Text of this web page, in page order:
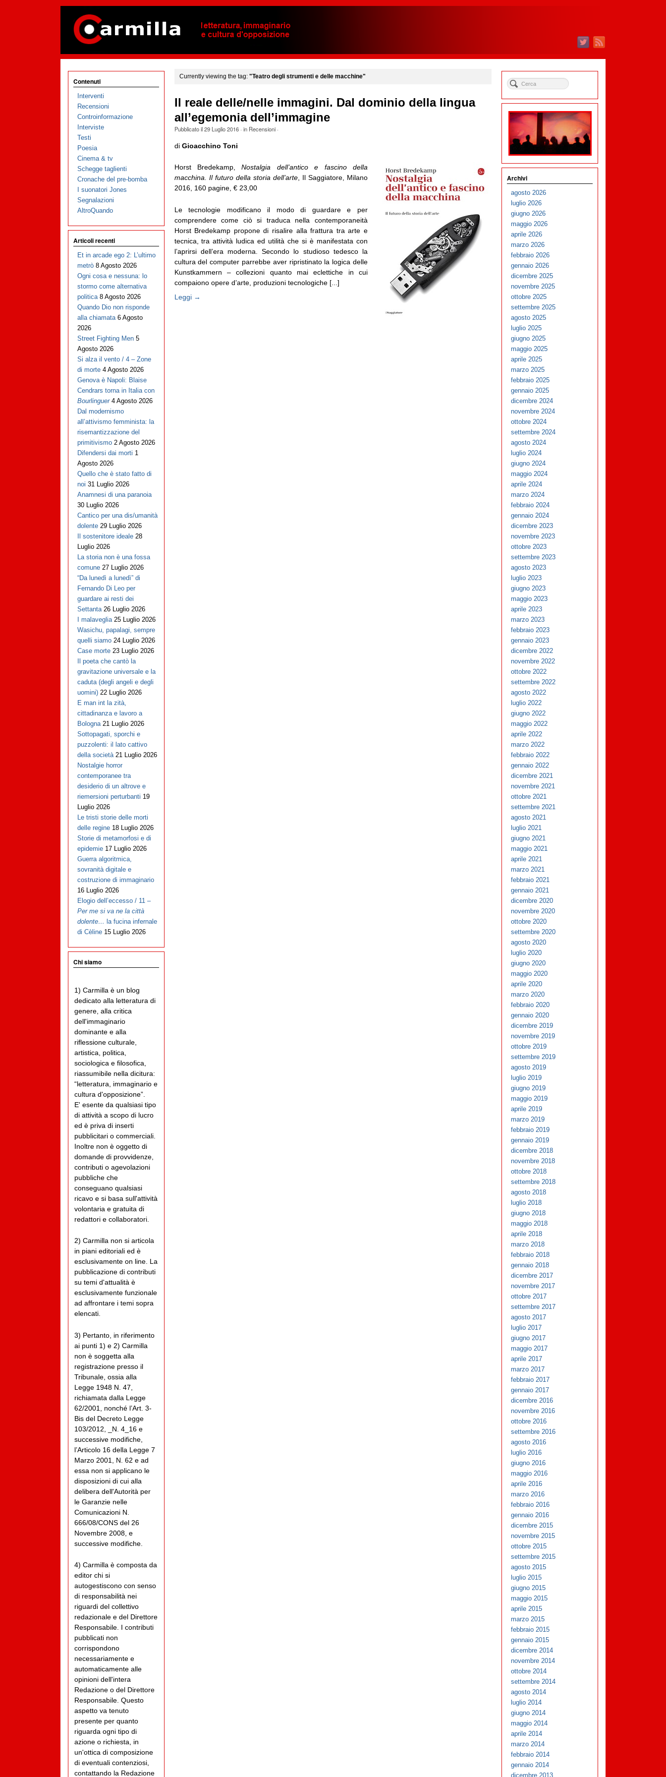
Currently viewing the tag: "Teatro degli strumenti e delle macchine"
Il reale delle/nelle immagini. Dal dominio della lingua
all’egemonia dell’immagine
Pubblicato il29 Luglio 2016· in Recensioni·
di Gioacchino Toni
Horst Bredekamp,Nostalgia dell’antico e fascino della
macchina. Il futuro della storia dell’arte, Il Saggiatore, Milano
2016, 160 pagine, € 23,00
Le tecnologie modificano il modo di guardare e per
comprendere come ciò si traduca nella contemporaneità
Horst Bredekamp propone di risalire alla frattura tra arte e
tecnica, tra attività ludica ed utilità che si è manifestata con
l’aprirsi dell’era moderna. Secondo lo studioso tedesco la
cultura del computer parrebbe aver ripristinato la logica delle
Kunstkammern – collezioni quanto mai eclettiche in cui
compaiono opere d’arte, produzioni tecnologiche [...]
Leggi →
Contenuti
Interventi
Recensioni
Controinformazione
Interviste
Testi
Poesia
Cinema & tv
Schegge taglienti
Cronache del pre-bomba
I suonatori Jones
Segnalazioni
AltroQuando
Articoli recenti
Et in arcade ego 2: L’ultimo
metrò 8 Agosto 2026
Ogni cosa e nessuna: lo
stormo come alternativa
politica 8 Agosto 2026
Quando Dio non risponde
alla chiamata 6 Agosto
2026
Street Fighting Men 5
Agosto 2026
Si alza il vento / 4 – Zone
di morte 4 Agosto 2026
Genova è Napoli: Blaise
Cendrars torna in Italia con
Bourlinguer 4 Agosto 2026
Dal modernismo
all’attivismo femminista: la
risemantizzazione del
primitivismo 2 Agosto 2026
Difendersi dai morti 1
Agosto 2026
Quello che è stato fatto di
noi 31 Luglio 2026
Anamnesi di una paranoia
30 Luglio 2026
Cantico per una dis/umanità
dolente 29 Luglio 2026
Il sostenitore ideale 28
Luglio 2026
La storia non è una fossa
comune 27 Luglio 2026
“Da lunedì a lunedì” di
Fernando Di Leo per
guardare ai resti dei
Settanta 26 Luglio 2026
I malaveglia 25 Luglio 2026
Wasichu, papalagi, sempre
quelli siamo 24 Luglio 2026
Case morte 23 Luglio 2026
Il poeta che cantò la
gravitazione universale e la
caduta (degli angeli e degli
uomini) 22 Luglio 2026
E man int la zità,
cittadinanza e lavoro a
Bologna 21 Luglio 2026
Sottopagati, sporchi e
puzzolenti: il lato cattivo
della società 21 Luglio 2026
Nostalgie horror
contemporanee tra
desiderio di un altrove e
riemersioni perturbanti 19
Luglio 2026
Le tristi storie delle morti
delle regine 18 Luglio 2026
Storie di metamorfosi e di
epidemie 17 Luglio 2026
Guerra algoritmica,
sovranità digitale e
costruzione di immaginario
16 Luglio 2026
Elogio dell’eccesso / 11 –
Per me si va ne la città
dolente… la fucina infernale
di Cèline 15 Luglio 2026
Chi siamo
1) Carmilla è un blog
dedicato alla letteratura di
genere, alla critica
dell'immaginario
dominante e alla
riflessione culturale,
artistica, politica,
sociologica e filosofica,
riassumibile nella dicitura:
“letteratura, immaginario e
cultura d'opposizione”.
E' esente da qualsiasi tipo
di attività a scopo di lucro
ed è priva di inserti
pubblicitari o commerciali.
Inoltre non è oggetto di
domande di provvidenze,
contributi o agevolazioni
pubbliche che
conseguano qualsiasi
ricavo e si basa sull'attività
volontaria e gratuita di
redattori e collaboratori.
2) Carmilla non si articola
in piani editoriali ed è
esclusivamente on line. La
pubblicazione di contributi
su temi d'attualità è
esclusivamente funzionale
ad affrontare i temi sopra
elencati.
3) Pertanto, in riferimento
ai punti 1) e 2) Carmilla
non è soggetta alla
registrazione presso il
Tribunale, ossia alla
Legge 1948 N. 47,
richiamata dalla Legge
62/2001, nonché l’Art. 3-
Bis del Decreto Legge
103/2012, _N. 4_16 e
successive modifiche,
l’Articolo 16 della Legge 7
Marzo 2001, N. 62 e ad
essa non si applicano le
disposizioni di cui alla
delibera dell'Autorità per
le Garanzie nelle
Comunicazioni N.
666/08/CONS del 26
Novembre 2008, e
successive modifiche.
4) Carmilla è composta da
editor chi si
autogestiscono con senso
di responsabilità nei
riguardi del collettivo
redazionale e del Direttore
Responsabile. I contributi
pubblicati non
corrispondono
necessariamente e
automaticamente alle
opinioni dell'intera
Redazione o del Direttore
Responsabile. Questo
aspetto va tenuto
presente per quanto
riguarda ogni tipo di
azione o richiesta, in
un'ottica di composizione
di eventuali contenziosi,
contattando la Redazione
Archivi
agosto 2026
luglio 2026
giugno 2026
maggio 2026
aprile 2026
marzo 2026
febbraio 2026
gennaio 2026
dicembre 2025
novembre 2025
ottobre 2025
settembre 2025
agosto 2025
luglio 2025
giugno 2025
maggio 2025
aprile 2025
marzo 2025
febbraio 2025
gennaio 2025
dicembre 2024
novembre 2024
ottobre 2024
settembre 2024
agosto 2024
luglio 2024
giugno 2024
maggio 2024
aprile 2024
marzo 2024
febbraio 2024
gennaio 2024
dicembre 2023
novembre 2023
ottobre 2023
settembre 2023
agosto 2023
luglio 2023
giugno 2023
maggio 2023
aprile 2023
marzo 2023
febbraio 2023
gennaio 2023
dicembre 2022
novembre 2022
ottobre 2022
settembre 2022
agosto 2022
luglio 2022
giugno 2022
maggio 2022
aprile 2022
marzo 2022
febbraio 2022
gennaio 2022
dicembre 2021
novembre 2021
ottobre 2021
settembre 2021
agosto 2021
luglio 2021
giugno 2021
maggio 2021
aprile 2021
marzo 2021
febbraio 2021
gennaio 2021
dicembre 2020
novembre 2020
ottobre 2020
settembre 2020
agosto 2020
luglio 2020
giugno 2020
maggio 2020
aprile 2020
marzo 2020
febbraio 2020
gennaio 2020
dicembre 2019
novembre 2019
ottobre 2019
settembre 2019
agosto 2019
luglio 2019
giugno 2019
maggio 2019
aprile 2019
marzo 2019
febbraio 2019
gennaio 2019
dicembre 2018
novembre 2018
ottobre 2018
settembre 2018
agosto 2018
luglio 2018
giugno 2018
maggio 2018
aprile 2018
marzo 2018
febbraio 2018
gennaio 2018
dicembre 2017
novembre 2017
ottobre 2017
settembre 2017
agosto 2017
luglio 2017
giugno 2017
maggio 2017
aprile 2017
marzo 2017
febbraio 2017
gennaio 2017
dicembre 2016
novembre 2016
ottobre 2016
settembre 2016
agosto 2016
luglio 2016
giugno 2016
maggio 2016
aprile 2016
marzo 2016
febbraio 2016
gennaio 2016
dicembre 2015
novembre 2015
ottobre 2015
settembre 2015
agosto 2015
luglio 2015
giugno 2015
maggio 2015
aprile 2015
marzo 2015
febbraio 2015
gennaio 2015
dicembre 2014
novembre 2014
ottobre 2014
settembre 2014
agosto 2014
luglio 2014
giugno 2014
maggio 2014
aprile 2014
marzo 2014
febbraio 2014
gennaio 2014
dicembre 2013